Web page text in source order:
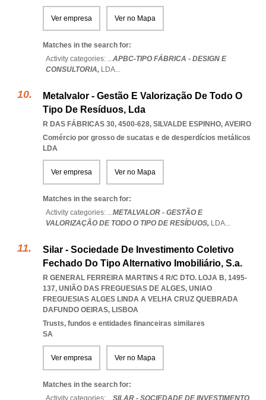
Ver empresa Ver no Mapa
Matches in the search for:
Activity categories: ...APBC-TIPO FÁBRICA - DESIGN E
CONSULTORIA, LDA...
Metalvalor - Gestão E Valorização De Todo O
Tipo De Resíduos, Lda
R DAS FÁBRICAS 30, 4500-628, SILVALDE ESPINHO, AVEIRO
Comércio por grosso de sucatas e de desperdícios metálicos
LDA
Ver empresa Ver no Mapa
Matches in the search for:
Activity categories: ...METALVALOR - GESTÃO E
VALORIZAÇÃO DE TODO O TIPO DE RESÍDUOS, LDA...
Silar - Sociedade De Investimento Coletivo
Fechado Do Tipo Alternativo Imobiliário, S.a.
R GENERAL FERREIRA MARTINS 4 R/C DTO. LOJA B, 1495-
137, UNIÃO DAS FREGUESIAS DE ALGES, UNIAO
FREGUESIAS ALGES LINDA A VELHA CRUZ QUEBRADA
DAFUNDO OEIRAS, LISBOA
Trusts, fundos e entidades financeiras similares
SA
Ver empresa Ver no Mapa
Matches in the search for:
Activity categories: ... SILAR - SOCIEDADE DE INVESTIMENTO